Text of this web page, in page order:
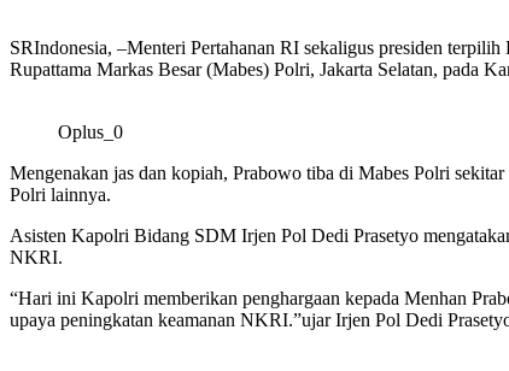
SRIndonesia, –Menteri Pertahanan RI sekaligus presiden
Rupattama Markas Besar (Mabes) Polri, Jakarta Selatan, pada
Oplus_0
Mengenakan jas dan kopiah, Prabowo tiba di Mabes Polri
Polri lainnya.
Asisten Kapolri Bidang SDM Irjen Pol Dedi Prasetyo
NKRI.
“Hari ini Kapolri memberikan penghargaan kepada Menhan
upaya peningkatan keamanan NKRI.”ujar Irjen Pol Dedi